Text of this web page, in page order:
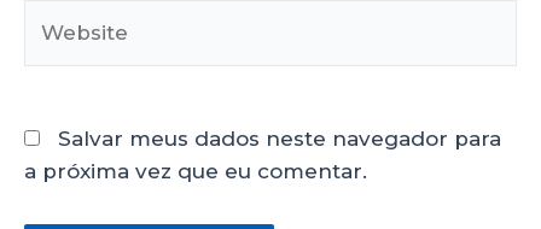
Salvar meus dados neste navegador para
a próxima vez que eu comentar.